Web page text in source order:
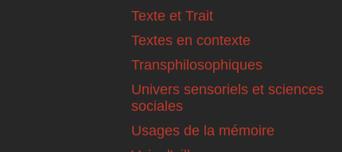
Texte et Trait
Textes en contexte
Transphilosophiques
Univers sensoriels et sciences
sociales
Usages de la mémoire